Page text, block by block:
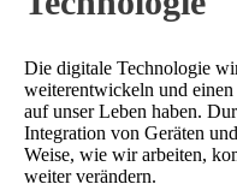
Die digitale Technologie
weiterentwickeln und
auf unser Leben haben.
Integration von Geräten
Weise, wie wir arbeiten,
weiter verändern.